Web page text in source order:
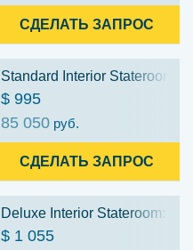
СДЕЛАТЬ ЗАПРОС
Standard Interior Stateroom:
$ 995
85 050 руб.
СДЕЛАТЬ ЗАПРОС
Deluxe Interior Stateroom:
$ 1 055